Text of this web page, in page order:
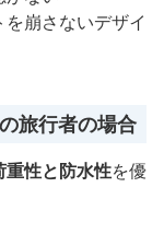
崩さないデザイ
旅行者の場合
重性と防水性を優